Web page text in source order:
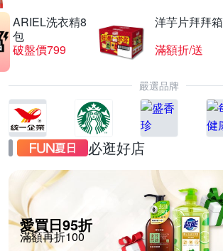
ARIEL洗衣精8
包
破盤價799
洋芋片拜拜箱
滿額折/送
嚴選品牌
必逛好店
愛買日95折
滿額再折100